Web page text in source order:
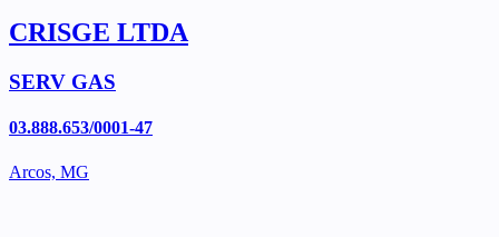
CRISGE LTDA
SERV GAS
03.888.653/0001-47
Arcos, MG